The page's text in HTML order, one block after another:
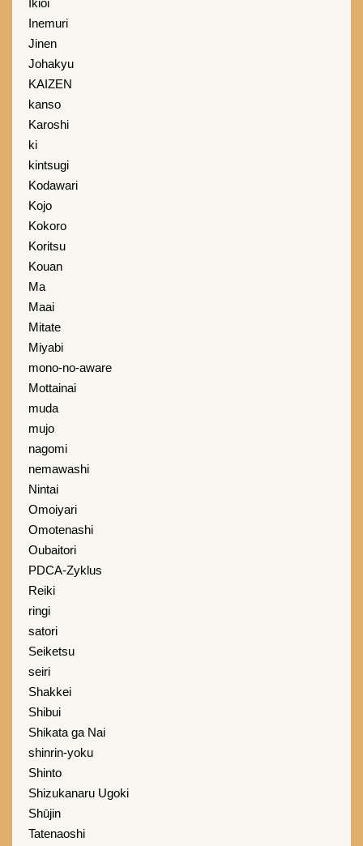
Ikioi
Inemuri
Jinen
Johakyu
KAIZEN
kanso
Karoshi
ki
kintsugi
Kodawari
Kojo
Kokoro
Koritsu
Kouan
Ma
Maai
Mitate
Miyabi
mono-no-aware
Mottainai
muda
mujo
nagomi
nemawashi
Nintai
Omoiyari
Omotenashi
Oubaitori
PDCA-Zyklus
Reiki
ringi
satori
Seiketsu
seiri
Shakkei
Shibui
Shikata ga Nai
shinrin-yoku
Shinto
Shizukanaru Ugoki
Shūjin
Tatenaoshi